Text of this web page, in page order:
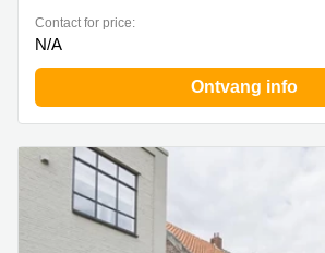
Contact for price:
N/A
Ontvang info